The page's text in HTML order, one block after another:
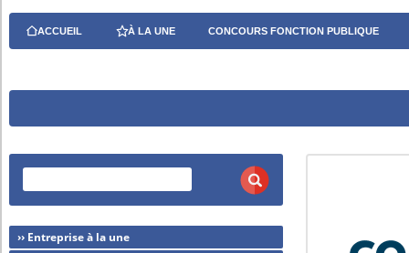
ACCUEIL À LA UNE CONCOURS FONCTION PUBLIQUE
›› Entreprise à la une